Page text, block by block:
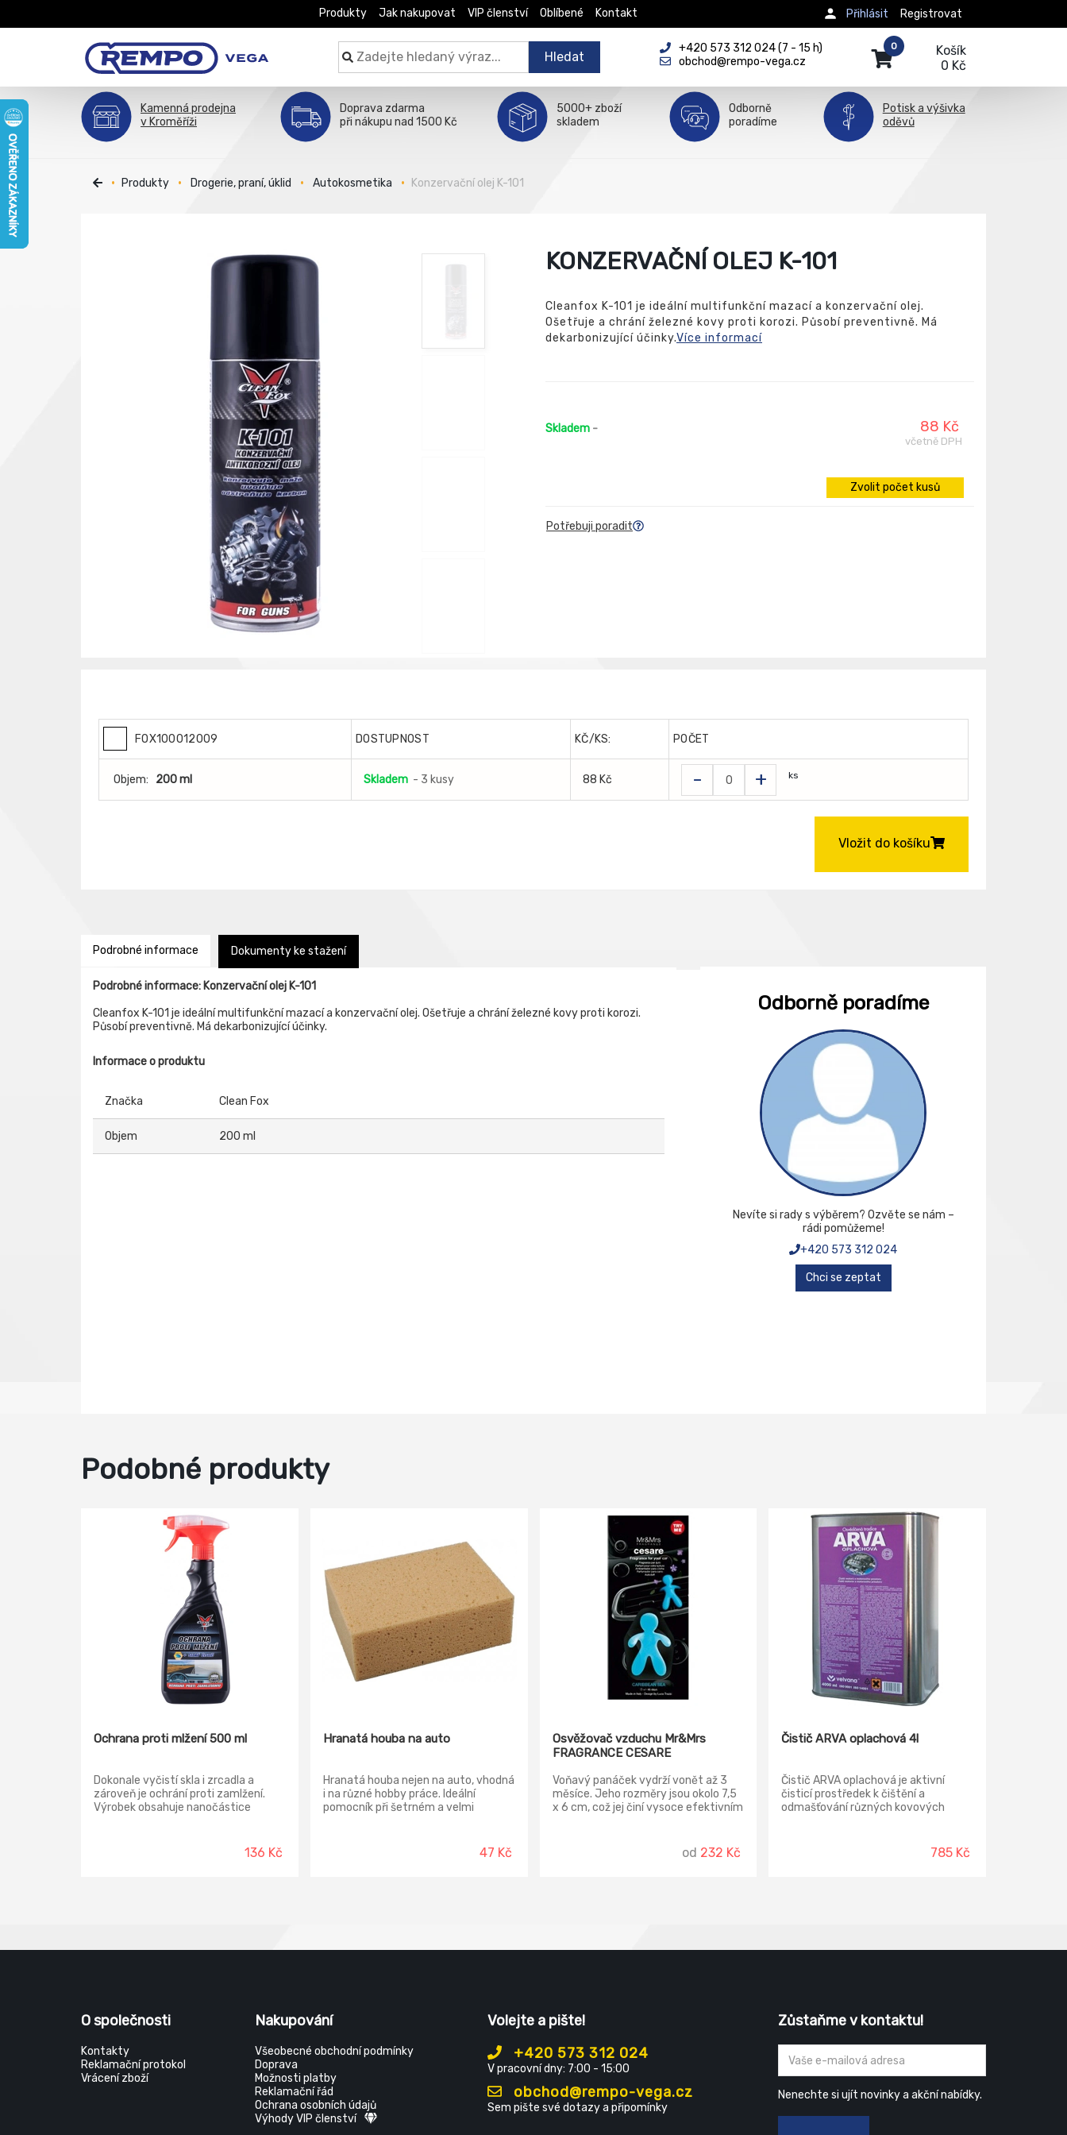
Produkty Jak nakupovat VIP členství Oblíbené Kontakt Registrovat
Přihlásit
Hledat
+420 573 312 024 (7 - 15 h)
obchod@rempo-vega.cz
Košík
0 Kč
0
Kamenná prodejna
v Kroměříži
Doprava zdarma
při nákupu nad 1500 Kč
5000+ zboží
skladem
Odborně
poradíme
Potisk a výšivka
oděvů
Produkty Drogerie, praní, úklid Autokosmetika Konzervační olej K-101
KONZERVAČNÍ OLEJ K-101
Cleanfox K-101 je ideální multifunkční mazací a konzervační olej.
Ošetřuje a chrání železné kovy proti korozi. Působí preventivně. Má
dekarbonizující účinky.Více informací
Skladem - 88 Kč
včetně DPH
Zvolit počet kusů
Potřebuji poradit
FOX100012009 DOSTUPNOST KČ/KS: POČET
Objem: 200 ml Skladem - 3 kusy 88 Kč - + ks
Vložit do košíku
Podrobné informace Dokumenty ke stažení
Podrobné informace: Konzervační olej K-101
Cleanfox K-101 je ideální multifunkční mazací a konzervační olej. Ošetřuje a chrání železné kovy proti korozi.
Působí preventivně. Má dekarbonizující účinky.
Informace o produktu
Značka Clean Fox
Objem 200 ml
Odborně poradíme
Nevíte si rady s výběrem? Ozvěte se nám –
rádi pomůžeme!
+420 573 312 024
Chci se zeptat
Podobné produkty
Ochrana proti mlžení 500 ml
Dokonale vyčistí skla i zrcadla a
zároveň je ochrání proti zamlžení.
Výrobek obsahuje nanočástice
136 Kč
Hranatá houba na auto
Hranatá houba nejen na auto, vhodná
i na různé hobby práce. Ideální
pomocník při šetrném a velmi
47 Kč
Osvěžovač vzduchu Mr&Mrs
FRAGRANCE CESARE
Voňavý panáček vydrží vonět až 3
měsíce. Jeho rozměry jsou okolo 7,5
x 6 cm, což jej činí vysoce efektivním
Naprosto bezpečný. Nenapadá
od 232 Kč
Čistič ARVA oplachová 4l
Čistič ARVA oplachová je aktivní
čisticí prostředek k čištění a
odmašťování různých kovových
odstraňuje mastné nečistoty z
785 Kč
O společnosti
Kontakty
Reklamační protokol
Vrácení zboží
Nakupování
Všeobecné obchodní podmínky
Doprava
Možnosti platby
Reklamační řád
Ochrana osobních údajů
Výhody VIP členství
Volejte a pište!
+420 573 312 024
V pracovní dny: 7:00 - 15:00
obchod@rempo-vega.cz
Sem pište své dotazy a připomínky
Zůstaňme v kontaktu!
Nenechte si ujít novinky a akční nabídky.